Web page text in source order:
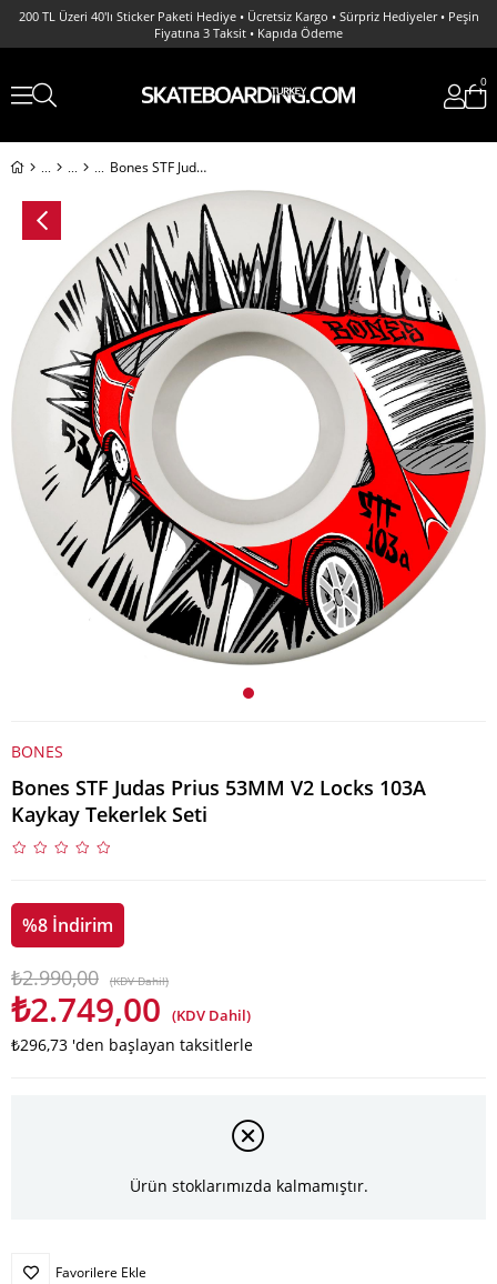
200 TL Üzeri 40'lı Sticker Paketi Hediye • Ücretsiz Kargo • Sürpriz Hediyeler • Peşin
Fiyatına 3 Taksit • Kapıda Ödeme
0
Bones STF Judas Prius 53MM V2 Locks 103A Kaykay Tekerlek Seti
BONES
Bones STF Judas Prius 53MM V2 Locks 103A
Kaykay Tekerlek Seti
%8 İndirim
₺2.990,00 (KDV Dahil)
₺2.749,00 (KDV Dahil)
₺296,73 'den başlayan taksitlerle
Ürün stoklarımızda kalmamıştır.
Favorilere Ekle